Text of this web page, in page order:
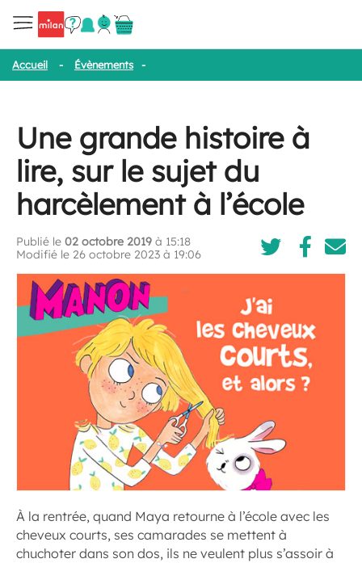
Accueil - Évènements -
Une grande histoire à
lire, sur le sujet du
harcèlement à l’école
Publié le 02 octobre 2019 à 15:18
Modifié le 26 octobre 2023 à 19:06
À la rentrée, quand Maya retourne à l’école avec les
cheveux courts, ses camarades se mettent à
chuchoter dans son dos, ils ne veulent plus s’assoir à